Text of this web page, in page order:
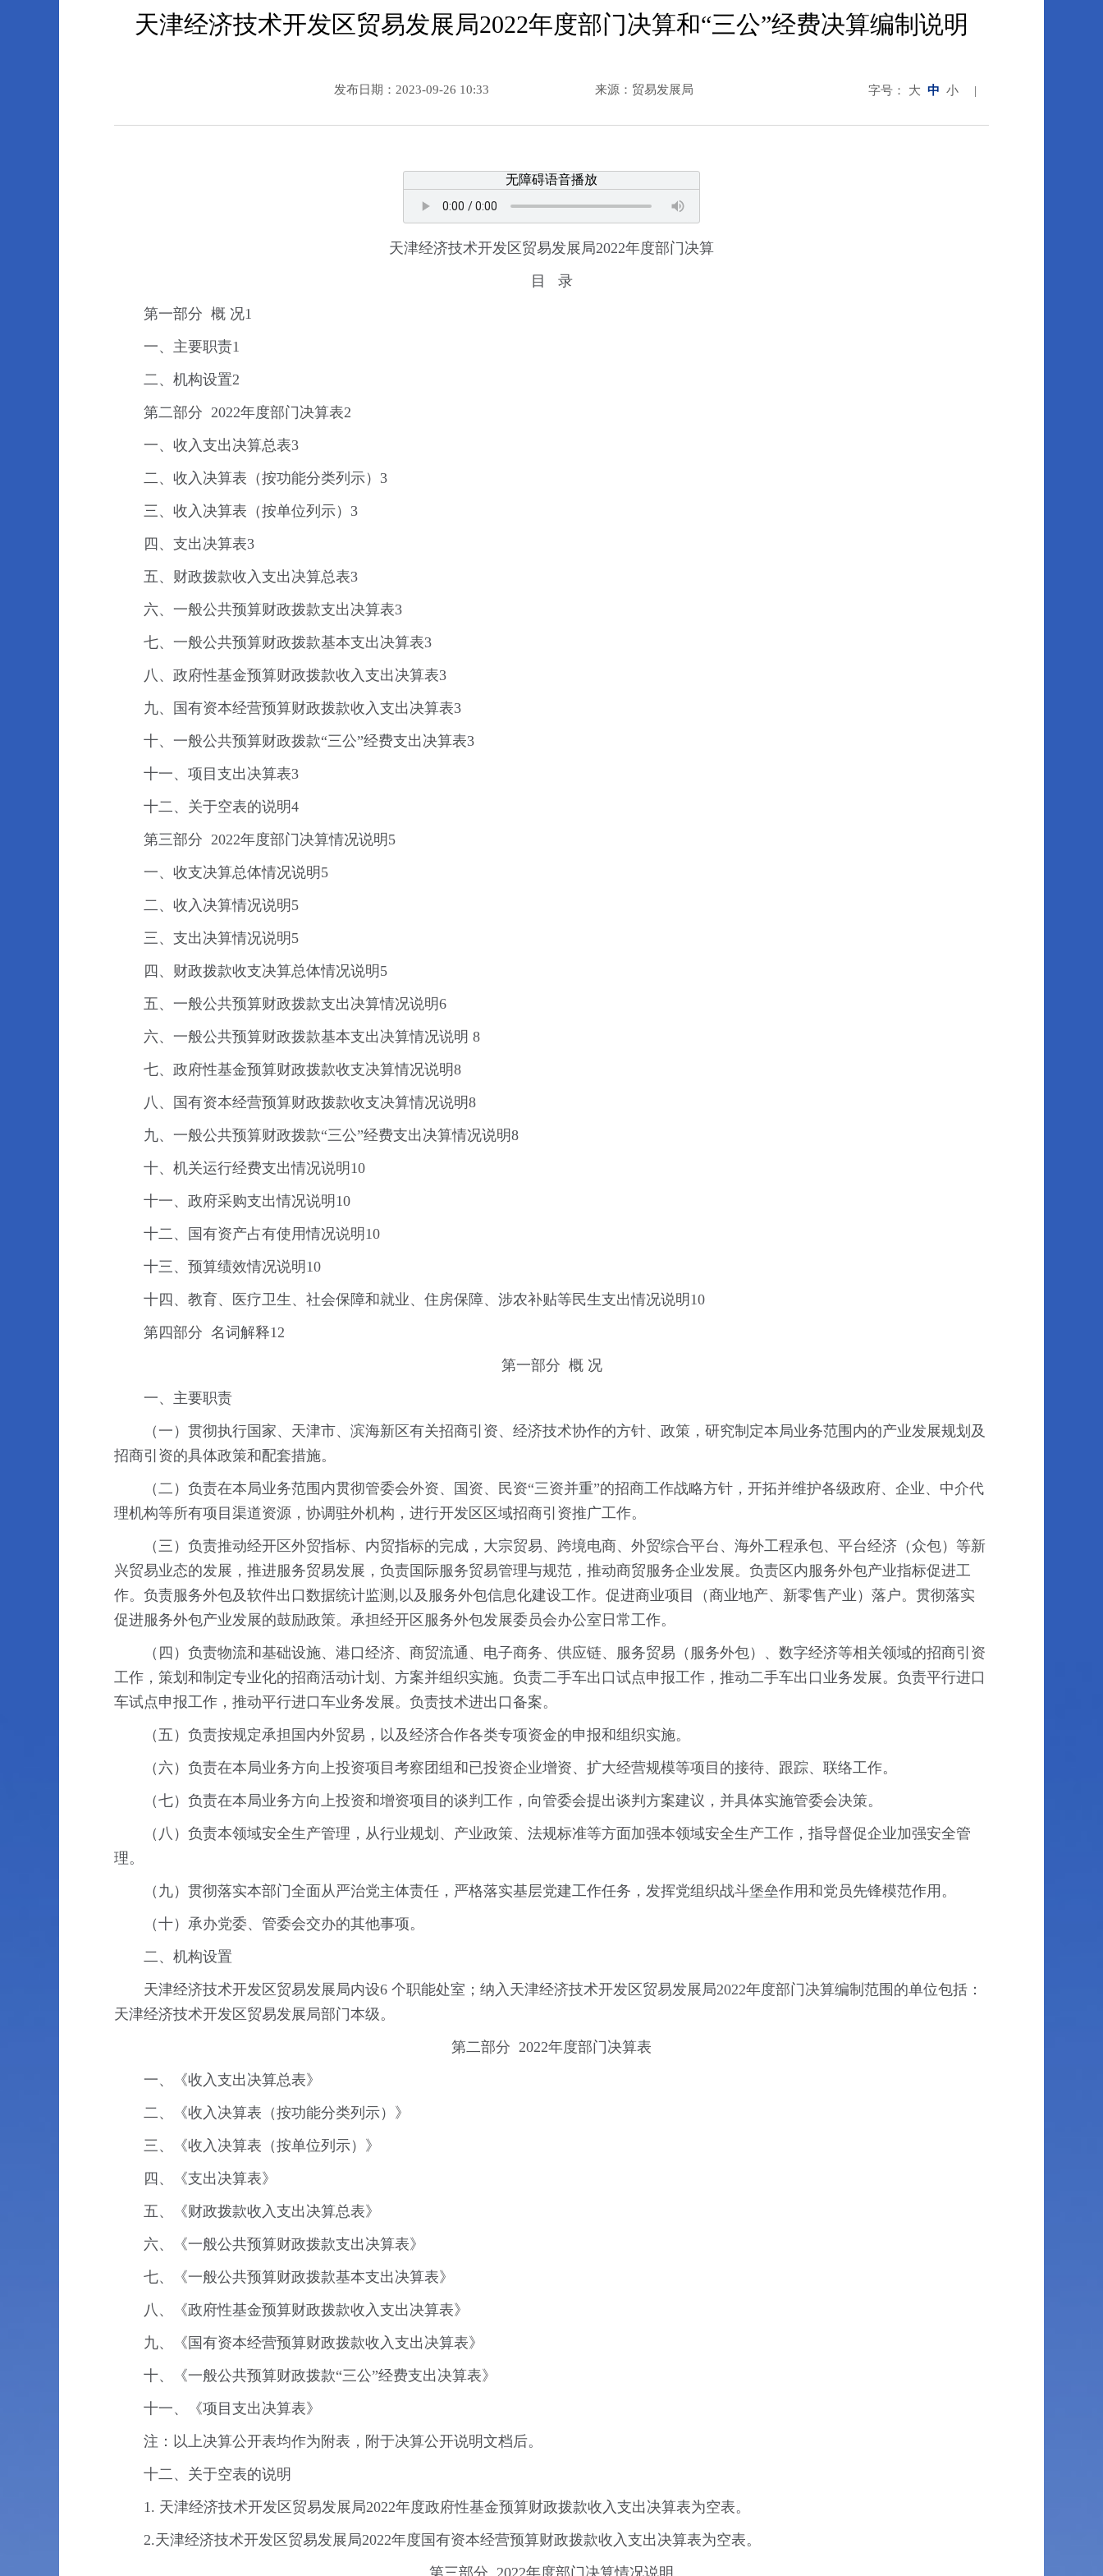
天津经济技术开发区贸易发展局2022年度部门决算和“三公”经费决算编制说明
发布日期：2023-09-26 10:33 来源：贸易发展局 字号： 大 中 小 |
无障碍语音播放
天津经济技术开发区贸易发展局2022年度部门决算
目 录
第一部分 概 况1
一、主要职责1
二、机构设置2
第二部分 2022年度部门决算表2
一、收入支出决算总表3
二、收入决算表（按功能分类列示）3
三、收入决算表（按单位列示）3
四、支出决算表3
五、财政拨款收入支出决算总表3
六、一般公共预算财政拨款支出决算表3
七、一般公共预算财政拨款基本支出决算表3
八、政府性基金预算财政拨款收入支出决算表3
九、国有资本经营预算财政拨款收入支出决算表3
十、一般公共预算财政拨款“三公”经费支出决算表3
十一、项目支出决算表3
十二、关于空表的说明4
第三部分 2022年度部门决算情况说明5
一、收支决算总体情况说明5
二、收入决算情况说明5
三、支出决算情况说明5
四、财政拨款收支决算总体情况说明5
五、一般公共预算财政拨款支出决算情况说明6
六、一般公共预算财政拨款基本支出决算情况说明 8
七、政府性基金预算财政拨款收支决算情况说明8
八、国有资本经营预算财政拨款收支决算情况说明8
九、一般公共预算财政拨款“三公”经费支出决算情况说明8
十、机关运行经费支出情况说明10
十一、政府采购支出情况说明10
十二、国有资产占有使用情况说明10
十三、预算绩效情况说明10
十四、教育、医疗卫生、社会保障和就业、住房保障、涉农补贴等民生支出情况说明10
第四部分 名词解释12
第一部分 概 况
一、主要职责
（一）贯彻执行国家、天津市、滨海新区有关招商引资、经济技术协作的方针、政策，研究制定本局业务范围内的产业发展规划及
招商引资的具体政策和配套措施。
（二）负责在本局业务范围内贯彻管委会外资、国资、民资“三资并重”的招商工作战略方针，开拓并维护各级政府、企业、中介代
理机构等所有项目渠道资源，协调驻外机构，进行开发区区域招商引资推广工作。
（三）负责推动经开区外贸指标、内贸指标的完成，大宗贸易、跨境电商、外贸综合平台、海外工程承包、平台经济（众包）等新
兴贸易业态的发展，推进服务贸易发展，负责国际服务贸易管理与规范，推动商贸服务企业发展。负责区内服务外包产业指标促进工
作。负责服务外包及软件出口数据统计监测,以及服务外包信息化建设工作。促进商业项目（商业地产、新零售产业）落户。贯彻落实
促进服务外包产业发展的鼓励政策。承担经开区服务外包发展委员会办公室日常工作。
（四）负责物流和基础设施、港口经济、商贸流通、电子商务、供应链、服务贸易（服务外包）、数字经济等相关领域的招商引资
工作，策划和制定专业化的招商活动计划、方案并组织实施。负责二手车出口试点申报工作，推动二手车出口业务发展。负责平行进口
车试点申报工作，推动平行进口车业务发展。负责技术进出口备案。
（五）负责按规定承担国内外贸易，以及经济合作各类专项资金的申报和组织实施。
（六）负责在本局业务方向上投资项目考察团组和已投资企业增资、扩大经营规模等项目的接待、跟踪、联络工作。
（七）负责在本局业务方向上投资和增资项目的谈判工作，向管委会提出谈判方案建议，并具体实施管委会决策。
（八）负责本领域安全生产管理，从行业规划、产业政策、法规标准等方面加强本领域安全生产工作，指导督促企业加强安全管
理。
（九）贯彻落实本部门全面从严治党主体责任，严格落实基层党建工作任务，发挥党组织战斗堡垒作用和党员先锋模范作用。
（十）承办党委、管委会交办的其他事项。
二、机构设置
天津经济技术开发区贸易发展局内设6 个职能处室；纳入天津经济技术开发区贸易发展局2022年度部门决算编制范围的单位包括：
天津经济技术开发区贸易发展局部门本级。
第二部分 2022年度部门决算表
一、《收入支出决算总表》
二、《收入决算表（按功能分类列示）》
三、《收入决算表（按单位列示）》
四、《支出决算表》
五、《财政拨款收入支出决算总表》
六、《一般公共预算财政拨款支出决算表》
七、《一般公共预算财政拨款基本支出决算表》
八、《政府性基金预算财政拨款收入支出决算表》
九、《国有资本经营预算财政拨款收入支出决算表》
十、《一般公共预算财政拨款“三公”经费支出决算表》
十一、《项目支出决算表》
注：以上决算公开表均作为附表，附于决算公开说明文档后。
十二、关于空表的说明
1. 天津经济技术开发区贸易发展局2022年度政府性基金预算财政拨款收入支出决算表为空表。
2.天津经济技术开发区贸易发展局2022年度国有资本经营预算财政拨款收入支出决算表为空表。